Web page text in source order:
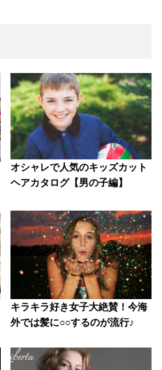
オシャレで人気のキッズカット
ヘアカタログ【男の子編】
キラキラ好き女子大絶賛！今海
外では髪に○○するのが流行♪